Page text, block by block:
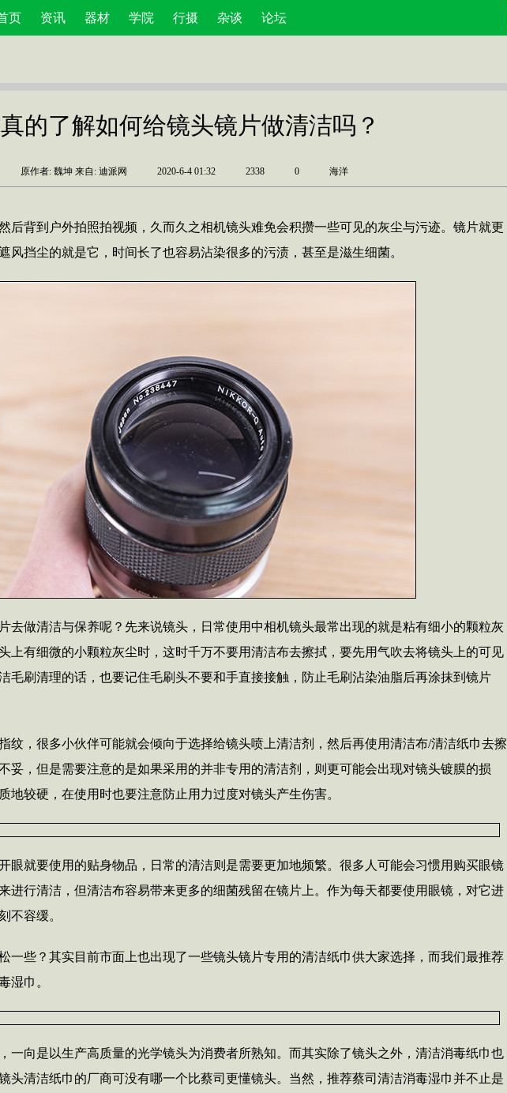
页 资讯 器材 学院 行摄 杂谈 论坛
的了解如何给镜头镜片做清洁吗？
原作者: 魏坤 来自: 迪派网 2020-6-4 01:32 2338 0 海洋
后背到户外拍照拍视频，久而久之相机镜头难免会积攒一些可见的灰尘与污迹。镜片就更
风挡尘的就是它，时间长了也容易沾染很多的污渍，甚至是滋生细菌。
去做清洁与保养呢？先来说镜头，日常使用中相机镜头最常出现的就是粘有细小的颗粒灰
上有细微的小颗粒灰尘时，这时千万不要用清洁布去擦拭，要先用气吹去将镜头上的可见
毛刷清理的话，也要记住毛刷头不要和手直接接触，防止毛刷沾染油脂后再涂抹到镜片
纹，很多小伙伴可能就会倾向于选择给镜头喷上清洁剂，然后再使用清洁布/清洁纸巾去擦
妥，但是需要注意的是如果采用的并非专用的清洁剂，则更可能会出现对镜头镀膜的损
地较硬，在使用时也要注意防止用力过度对镜头产生伤害。
眼就要使用的贴身物品，日常的清洁则是需要更加地频繁。很多人可能会习惯用购买眼镜
进行清洁，但清洁布容易带来更多的细菌残留在镜片上。作为每天都要使用眼镜，对它进
不容缓。
一些？其实目前市面上也出现了一些镜头镜片专用的清洁纸巾供大家选择，而我们最推荐
湿巾。
一向是以生产高质量的光学镜头为消费者所熟知。而其实除了镜头之外，清洁消毒纸巾也
头清洁纸巾的厂商可没有哪一个比蔡司更懂镜头。当然，推荐蔡司清洁消毒湿巾并不止是